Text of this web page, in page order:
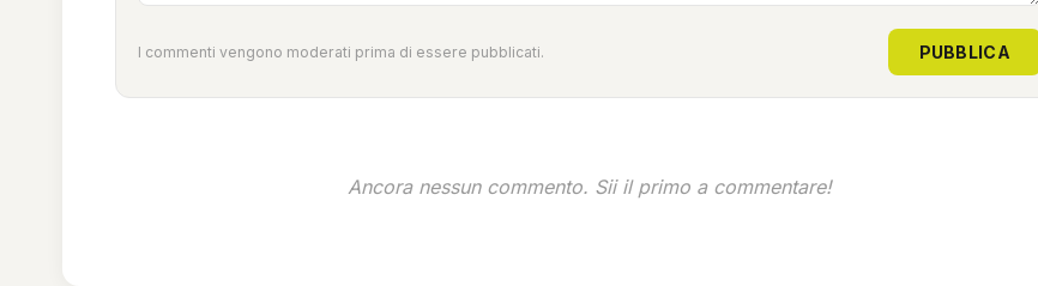
I commenti vengono moderati prima di essere pubblicati. PUBBLICA
Ancora nessun commento. Sii il primo a commentare!